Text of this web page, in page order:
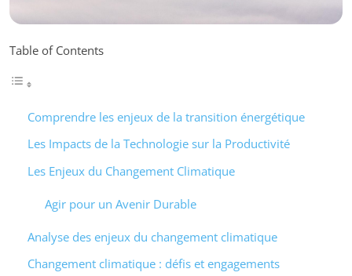
Table of Contents
Comprendre les enjeux de la transition énergétique
Les Impacts de la Technologie sur la Productivité
Les Enjeux du Changement Climatique
Agir pour un Avenir Durable
Analyse des enjeux du changement climatique
Changement climatique : défis et engagements